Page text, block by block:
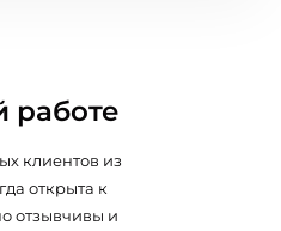
работе
клиентов из
открыта к
отзывчивы и